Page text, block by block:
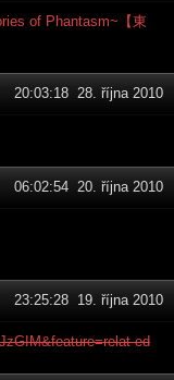
of Phantasm~【東
20:03:18 28. října 2010
06:02:54 20. října 2010
23:25:28 19. října 2010
ed